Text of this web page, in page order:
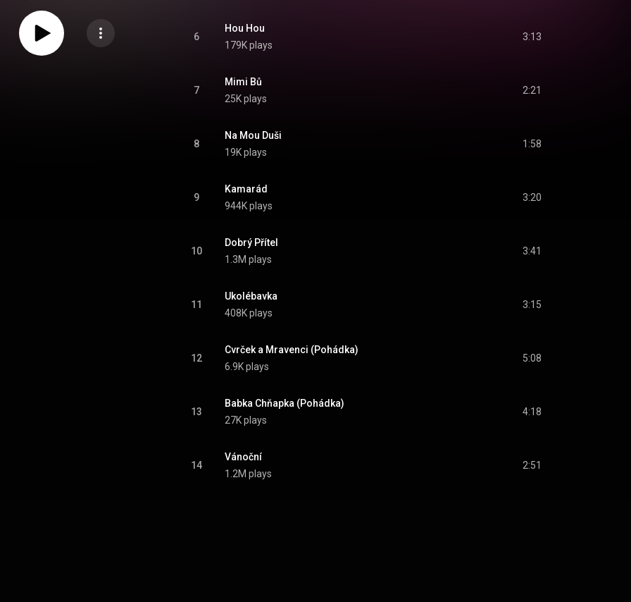
6
Hou Hou
179K plays
3:13
7
Mimi Bů
25K plays
2:21
8
Na Mou Duši
19K plays
1:58
9
Kamarád
944K plays
3:20
10
Dobrý Přítel
1.3M plays
3:41
11
Ukolébavka
408K plays
3:15
12
Cvrček a Mravenci (Pohádka)
6.9K plays
5:08
13
Babka Chňapka (Pohádka)
27K plays
4:18
14
Vánoční
1.2M plays
2:51